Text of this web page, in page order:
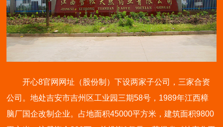
开心8官网网址（股份制）下设两家子公司，三家合资
公司。地处吉安市吉州区工业园三期58号，1989年江西樟
脑厂国企改制企业。占地面积45000平方米，建筑面积9800